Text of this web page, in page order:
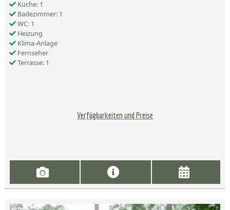
Küche: 1
Badezimmer: 1
WC: 1
Heizung
Klima-Anlage
Fernseher
Terrasse: 1
Verfügbarkeiten und Preise